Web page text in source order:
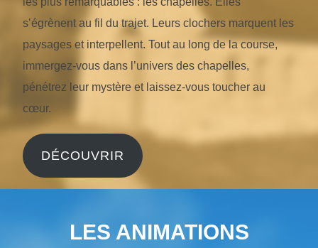
s’égrènent au fil du trajet. Leurs clochers marquent les
paysages et interpellent. Tout au long de la course,
immergez-vous dans l’univers des chapelles,
pénétrez leur mystère et laissez-vous toucher au
cœur.
DÉCOUVRIR
LES ANIMATIONS